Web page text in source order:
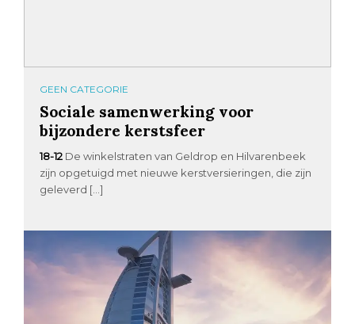
GEEN CATEGORIE
Sociale samenwerking voor
bijzondere kerstsfeer
18-12 De winkelstraten van Geldrop en Hilvarenbeek
zijn opgetuigd met nieuwe kerstversieringen, die zijn
geleverd […]